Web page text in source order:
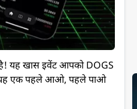
यह खास इवेंट आपको DOGS
एक पहले आओ, पहले पाओ